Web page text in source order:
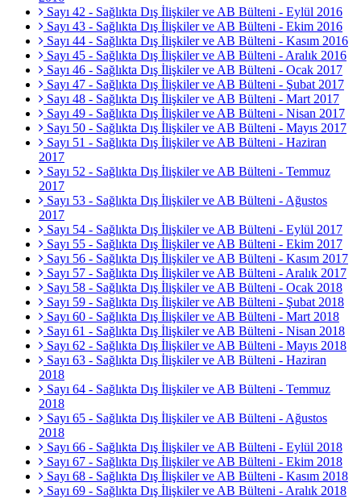
Sayı 42 - Sağlıkta Dış İlişkiler ve AB Bülteni - Eylül 2016
Sayı 43 - Sağlıkta Dış İlişkiler ve AB Bülteni - Ekim 2016
Sayı 44 - Sağlıkta Dış İlişkiler ve AB Bülteni - Kasım 2016
Sayı 45 - Sağlıkta Dış İlişkiler ve AB Bülteni - Aralık 2016
Sayı 46 - Sağlıkta Dış İlişkiler ve AB Bülteni - Ocak 2017
Sayı 47 - Sağlıkta Dış İlişkiler ve AB Bülteni - Şubat 2017
Sayı 48 - Sağlıkta Dış İlişkiler ve AB Bülteni - Mart 2017
Sayı 49 - Sağlıkta Dış İlişkiler ve AB Bülteni - Nisan 2017
Sayı 50 - Sağlıkta Dış İlişkiler ve AB Bülteni - Mayıs 2017
Sayı 51 - Sağlıkta Dış İlişkiler ve AB Bülteni - Haziran
2017
Sayı 52 - Sağlıkta Dış İlişkiler ve AB Bülteni - Temmuz
2017
Sayı 53 - Sağlıkta Dış İlişkiler ve AB Bülteni - Ağustos
2017
Sayı 54 - Sağlıkta Dış İlişkiler ve AB Bülteni - Eylül 2017
Sayı 55 - Sağlıkta Dış İlişkiler ve AB Bülteni - Ekim 2017
Sayı 56 - Sağlıkta Dış İlişkiler ve AB Bülteni - Kasım 2017
Sayı 57 - Sağlıkta Dış İlişkiler ve AB Bülteni - Aralık 2017
Sayı 58 - Sağlıkta Dış İlişkiler ve AB Bülteni - Ocak 2018
Sayı 59 - Sağlıkta Dış İlişkiler ve AB Bülteni - Şubat 2018
Sayı 60 - Sağlıkta Dış İlişkiler ve AB Bülteni - Mart 2018
Sayı 61 - Sağlıkta Dış İlişkiler ve AB Bülteni - Nisan 2018
Sayı 62 - Sağlıkta Dış İlişkiler ve AB Bülteni - Mayıs 2018
Sayı 63 - Sağlıkta Dış İlişkiler ve AB Bülteni - Haziran
2018
Sayı 64 - Sağlıkta Dış İlişkiler ve AB Bülteni - Temmuz
2018
Sayı 65 - Sağlıkta Dış İlişkiler ve AB Bülteni - Ağustos
2018
Sayı 66 - Sağlıkta Dış İlişkiler ve AB Bülteni - Eylül 2018
Sayı 67 - Sağlıkta Dış İlişkiler ve AB Bülteni - Ekim 2018
Sayı 68 - Sağlıkta Dış İlişkiler ve AB Bülteni - Kasım 2018
Sayı 69 - Sağlıkta Dış İlişkiler ve AB Bülteni - Aralık 2018